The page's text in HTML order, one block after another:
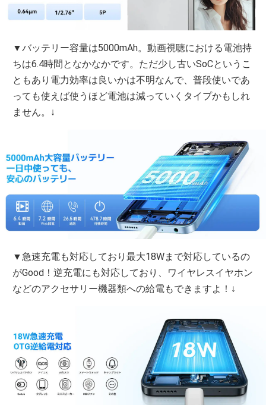
▼バッテリー容量は5000mAh。動画視聴における電池持
ちは6.4時間となかなかです。ただ少し古いSoCというこ
ともあり電力効率は良いかは不明なんで、普段使いであ
っても使えば使うほど電池は減っていくタイプかもしれ
ません。↓
▼急速充電も対応しており最大18Wまで対応しているの
がGood！逆充電にも対応しており、ワイヤレスイヤホン
などのアクセサリー機器類への給電もできますよ！↓